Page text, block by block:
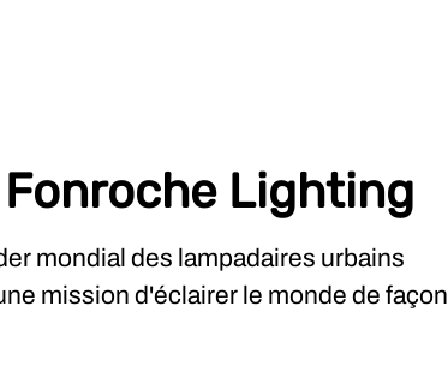
Lighting
mondial des lampadaires urbains
mission d'éclairer le monde de façon